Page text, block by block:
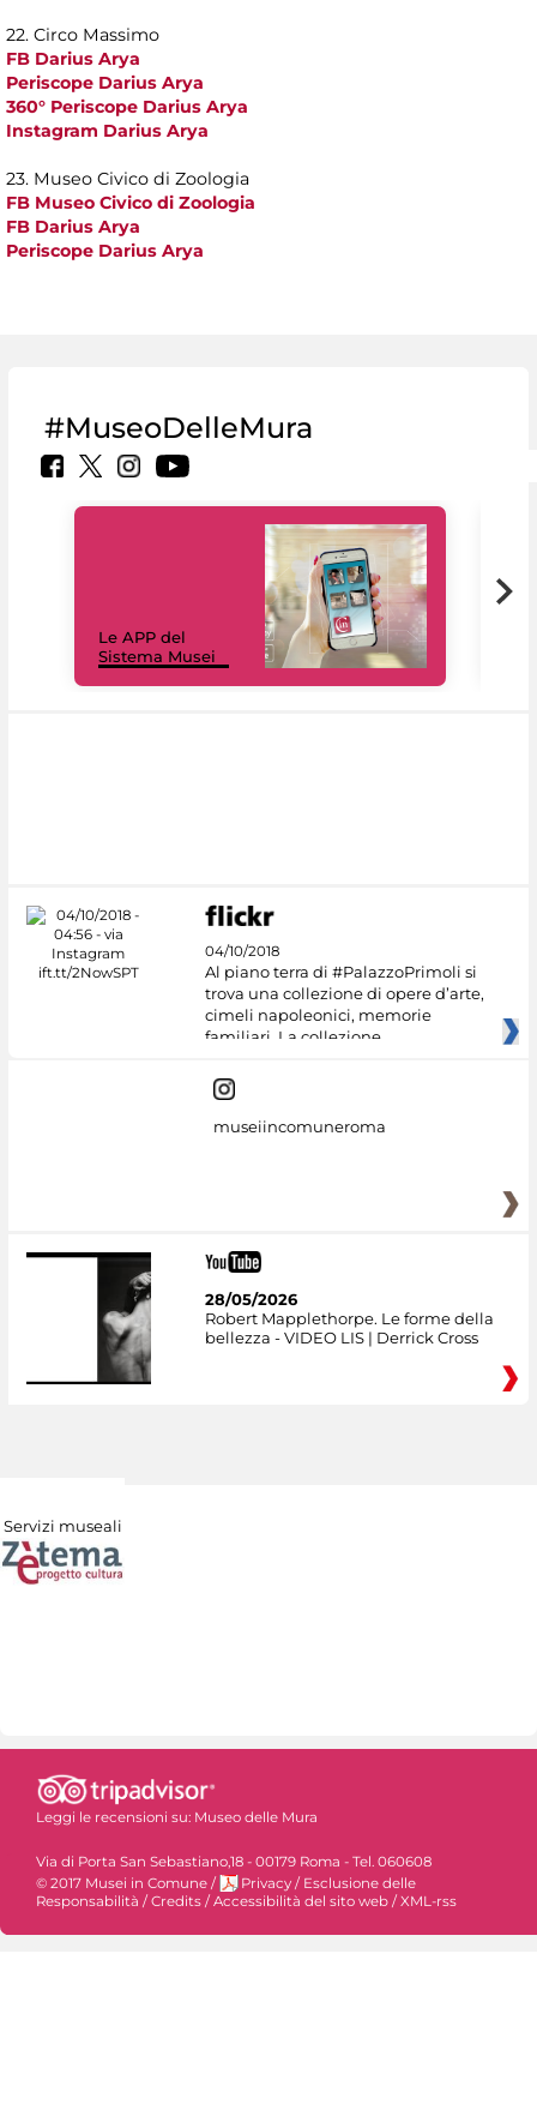
22. Circo Massimo
FB Darius Arya
Periscope Darius Arya
360° Periscope Darius Arya
Instagram Darius Arya
23. Museo Civico di Zoologia
FB Museo Civico di Zoologia
FB Darius Arya
Periscope Darius Arya
#MuseoDelleMura
Le APP del
Sistema Musei
04/10/2018
Al piano terra di #PalazzoPrimoli si
trova una collezione di opere d’arte,
cimeli napoleonici, memorie
familiari. La collezione
museiincomuneroma
28/05/2026
Robert Mapplethorpe. Le forme della
bellezza - VIDEO LIS | Derrick Cross
Servizi museali
Leggi le recensioni su: Museo delle Mura
Via di Porta San Sebastiano,18 - 00179 Roma - Tel. 060608
© 2017 Musei in Comune / Privacy / Esclusione delle
Responsabilità / Credits / Accessibilità del sito web / XML-rss